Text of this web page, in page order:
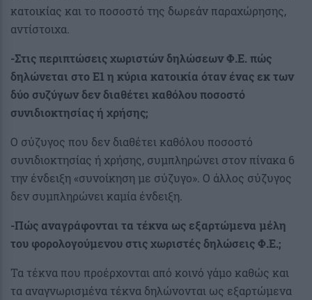
κατοικίας και το ποσοστό της δωρεάν παραχώρησης,
αντίστοιχα.
-Στις περιπτώσεις χωριστών δηλώσεων Φ.Ε. πώς
δηλώνεται στο Ε1 η κύρια κατοικία όταν ένας εκ των
δύο συζύγων δεν διαθέτει καθόλου ποσοστό
συνιδιοκτησίας ή χρήσης;
Ο σύζυγος που δεν διαθέτει καθόλου ποσοστό
συνιδιοκτησίας ή χρήσης, συμπληρώνει στον πίνακα 6
την ένδειξη «συνοίκηση με σύζυγο». Ο άλλος σύζυγος
δεν συμπληρώνει καμία ένδειξη.
-Πώς αναγράφονται τα τέκνα ως εξαρτώμενα μέλη
του φορολογούμενου στις χωριστές δηλώσεις Φ.Ε.;
Τα τέκνα που προέρχονται από κοινό γάμο καθώς και
τα αναγνωρισμένα τέκνα δηλώνονται ως εξαρτώμενα